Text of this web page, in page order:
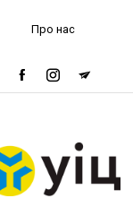
Про нас